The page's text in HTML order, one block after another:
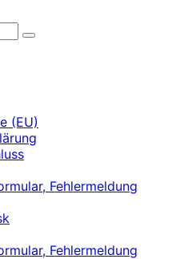
(EU)
Fehlermeldung
Fehlermeldung